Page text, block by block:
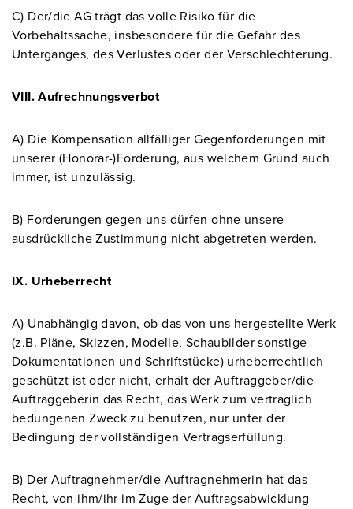
C) Der/die AG trägt das volle Risiko für die
Vorbehaltssache, insbesondere für die Gefahr des
Unterganges, des Verlustes oder der Verschlechterung.
VIII. Aufrechnungsverbot
A) Die Kompensation allfälliger Gegenforderungen mit
unserer (Honorar-)Forderung, aus welchem Grund auch
immer, ist unzulässig.
B) Forderungen gegen uns dürfen ohne unsere
ausdrückliche Zustimmung nicht abgetreten werden.
IX. Urheberrecht
A) Unabhängig davon, ob das von uns hergestellte Werk
(z.B. Pläne, Skizzen, Modelle, Schaubilder sonstige
Dokumentationen und Schriftstücke) urheberrechtlich
geschützt ist oder nicht, erhält der Auftraggeber/die
Auftraggeberin das Recht, das Werk zum vertraglich
bedungenen Zweck zu benutzen, nur unter der
Bedingung der vollständigen Vertragserfüllung.
B) Der Auftragnehmer/die Auftragnehmerin hat das
Recht, von ihm/ihr im Zuge der Auftragsabwicklung